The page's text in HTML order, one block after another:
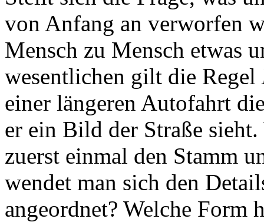
von Anfang an verworfen
Mensch zu Mensch etwas
wesentlichen gilt die Regel
einer längeren Autofahrt
er ein Bild der Straße
zuerst einmal den Stamm
wendet man sich den
angeordnet? Welche Form